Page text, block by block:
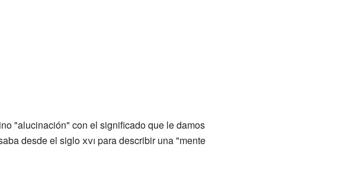
"alucinación" con el significado que le damos
desde el sigloxvi para describir una "mente